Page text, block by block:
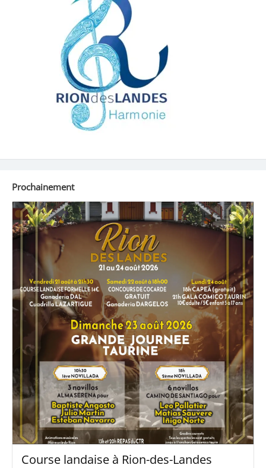
Prochainement
Course landaise à Rion-des-Landes